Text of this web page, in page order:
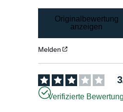
Originalbewertung
anzeigen
Melden
3
Verifizierte